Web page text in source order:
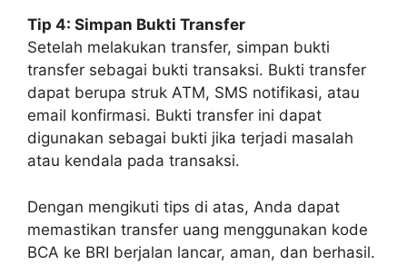
Tip 4: Simpan Bukti Transfer
Setelah melakukan transfer, simpan bukti
transfer sebagai bukti transaksi. Bukti transfer
dapat berupa struk ATM, SMS notifikasi, atau
email konfirmasi. Bukti transfer ini dapat
digunakan sebagai bukti jika terjadi masalah
atau kendala pada transaksi.
Dengan mengikuti tips di atas, Anda dapat
memastikan transfer uang menggunakan kode
BCA ke BRI berjalan lancar, aman, dan berhasil.